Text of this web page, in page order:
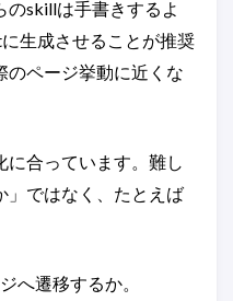
のskillは手書きするよ
生成させることが推奨
のページ挙動に近くな
に合っています。難し
」ではなく、たとえば
へ遷移するか。